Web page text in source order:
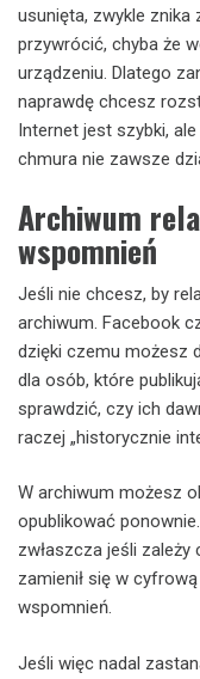
usunięta, zwykle znika
przywrócić, chyba że
urządzeniu. Dlatego
naprawdę chcesz
Internet jest szybki,
chmura nie zawsze
Archiwum
wspomnień
Jeśli nie chcesz, by
archiwum. Facebook
dzięki czemu możesz
dla osób, które
sprawdzić, czy ich
raczej „historycznie
W archiwum możesz
opublikować
zwłaszcza jeśli
zamienił się w
wspomnień.
Jeśli więc nadal